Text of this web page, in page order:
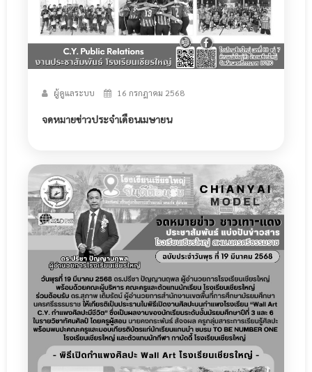
ผู้ดูแลระบบ 16 กรกฎาคม 2568
จดหมายข่าวประจำเดือนเมษายน